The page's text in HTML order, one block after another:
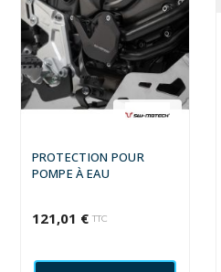
PROTECTION POUR
POMPE À EAU
121,01 € TTC